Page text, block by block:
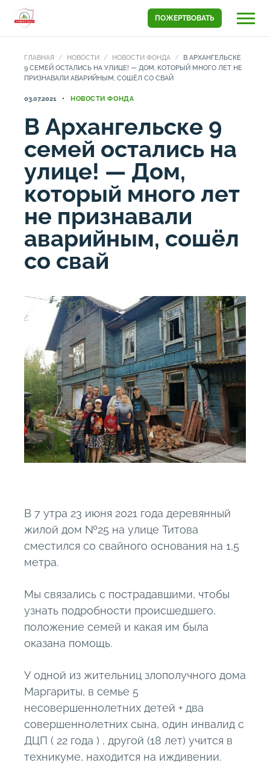
ПОЖЕРТВОВАТЬ
ГЛАВНАЯ НОВОСТИ НОВОСТИ ФОНДА
В АРХАНГЕЛЬСКЕ
9 СЕМЕЙ ОСТАЛИСЬ НА УЛИЦЕ! — ДОМ, КОТОРЫЙ МНОГО ЛЕТ НЕ
ПРИЗНАВАЛИ АВАРИЙНЫМ, СОШЁЛ СО СВАЙ
03.07.2021 НОВОСТИ ФОНДА
В Архангельске 9
семей остались на
улице! — Дом,
который много лет
не признавали
аварийным, сошёл
со свай
В 7 утра 23 июня 2021 года деревянный
жилой дом №25 на улице Титова
сместился со свайного основания на 1,5
метра.
Мы связались с пострадавшими, чтобы
узнать подробности происшедшего,
положение семей и какая им была
оказана помощь.
У одной из жительниц злополучного дома
Маргариты, в семье 5
несовершеннолетних детей + два
совершеннолетних сына, один инвалид с
ДЦП ( 22 года ) , другой (18 лет) учится в
техникуме, находится на иждивении.